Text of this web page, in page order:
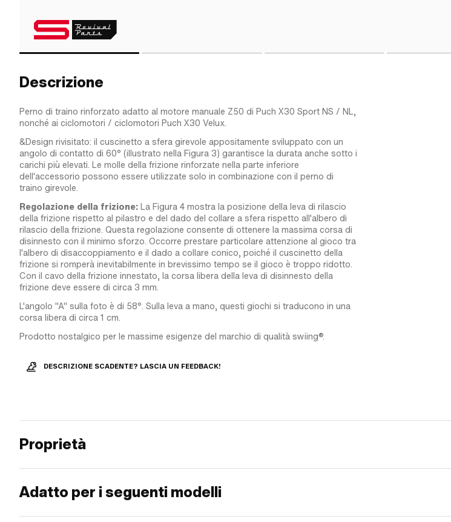
Descrizione
Perno di traino rinforzato adatto al motore manuale Z50 di Puch X30 Sport NS / NL,
nonché ai ciclomotori / ciclomotori Puch X30 Velux.
&Design rivisitato: il cuscinetto a sfera girevole appositamente sviluppato con un
angolo di contatto di 60° (illustrato nella Figura 3) garantisce la durata anche sotto i
carichi più elevati. Le molle della frizione rinforzate nella parte inferiore
dell'accessorio possono essere utilizzate solo in combinazione con il perno di
traino girevole.
Regolazione della frizione: La Figura 4 mostra la posizione della leva di rilascio
della frizione rispetto al pilastro e del dado del collare a sfera rispetto all'albero di
rilascio della frizione. Questa regolazione consente di ottenere la massima corsa di
disinnesto con il minimo sforzo. Occorre prestare particolare attenzione al gioco tra
l'albero di disaccoppiamento e il dado a collare conico, poiché il cuscinetto della
frizione si romperà inevitabilmente in brevissimo tempo se il gioco è troppo ridotto.
Con il cavo della frizione innestato, la corsa libera della leva di disinnesto della
frizione deve essere di circa 3 mm.
L'angolo "A" sulla foto è di 58°. Sulla leva a mano, questi giochi si traducono in una
corsa libera di circa 1 cm.
Prodotto nostalgico per le massime esigenze del marchio di qualità swiing®.
DESCRIZIONE SCADENTE? LASCIA UN FEEDBACK!
Proprietà
Adatto per i seguenti modelli